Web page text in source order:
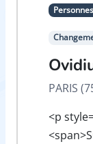
PARIS
<p